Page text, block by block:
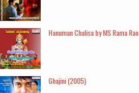
Hanuman Chalisa by MS Rama Rao
Ghajini (2005)